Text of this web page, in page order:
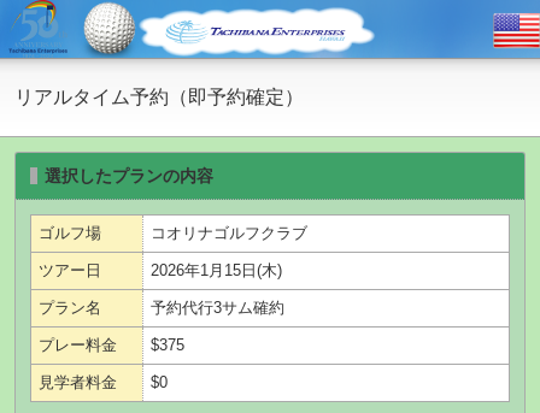
リアルタイム予約（即予約確定）
選択したプランの内容
ゴルフ場 コオリナゴルフクラブ
ツアー日 2026年1月15日(木)
プラン名 予約代行3サム確約
プレー料金 $375
見学者料金 $0